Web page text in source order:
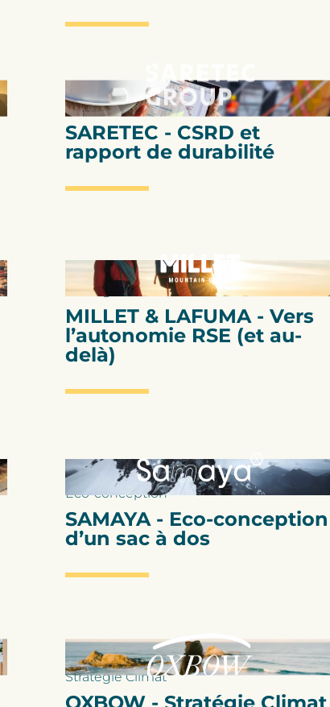
Stratégie RSE
SARETEC - CSRD et
rapport de durabilité
Stratégie RSE
MILLET & LAFUMA - Vers
l’autonomie RSE (et au-
delà)
Eco-conception
SAMAYA - Eco-conception
d’un sac à dos
Stratégie Climat